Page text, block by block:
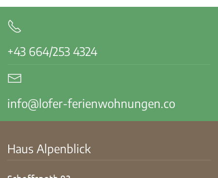
+43 664/253 4324
info@lofer-ferienwohnungen.co
Haus Alpenblick